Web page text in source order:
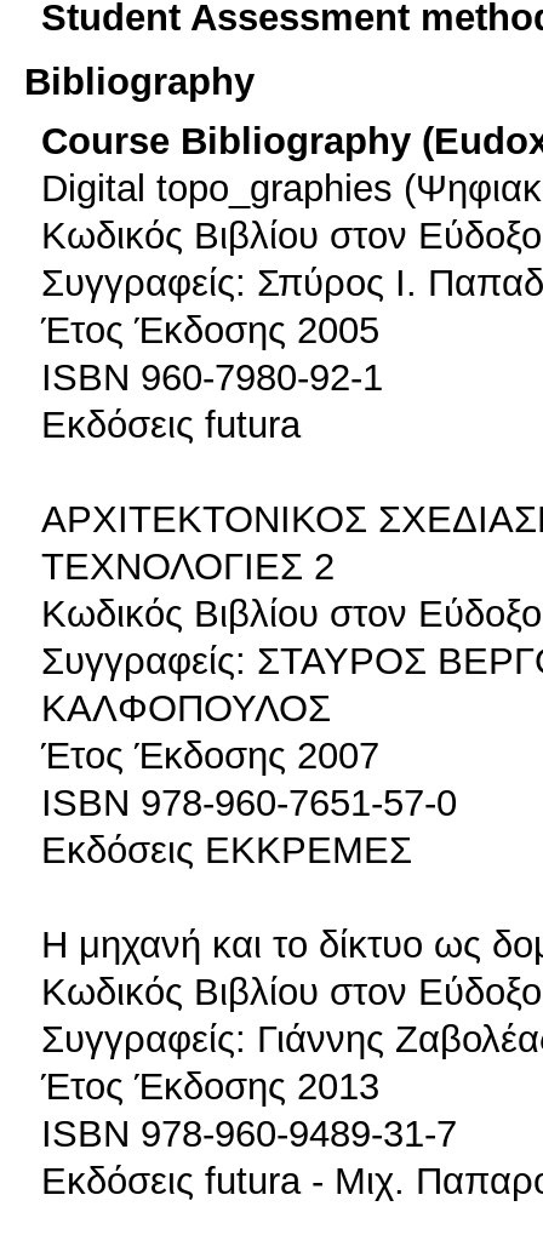
Student Assessment
Bibliography
Course Bibliography
Digital topo_graphies
Κωδικός Βιβλίου στον
Συγγραφείς: Σπύρος Ι.
Έτος Έκδοσης 2005
ISBN 960-7980-92-1
Εκδόσεις futura
ΑΡΧΙΤΕΚΤΟΝΙΚΟΣ
ΤΕΧΝΟΛΟΓΙΕΣ 2
Κωδικός Βιβλίου στον
Συγγραφείς: ΣΤΑΥΡΟΣ
ΚΑΛΦΟΠΟΥΛΟΣ
Έτος Έκδοσης 2007
ISBN 978-960-7651-57-0
Εκδόσεις ΕΚΚΡΕΜΕΣ
Η μηχανή και το δίκτυο ως
Κωδικός Βιβλίου στον
Συγγραφείς: Γιάννης
Έτος Έκδοσης 2013
ISBN 978-960-9489-31-7
Εκδόσεις futura - Μιχ.